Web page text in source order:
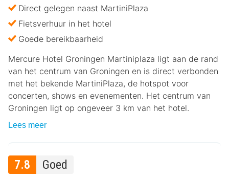
Direct gelegen naast MartiniPlaza
Fietsverhuur in het hotel
Goede bereikbaarheid
Mercure Hotel Groningen Martiniplaza ligt aan de rand
van het centrum van Groningen en is direct verbonden
met het bekende MartiniPlaza, de hotspot voor
concerten, shows en evenementen. Het centrum van
Groningen ligt op ongeveer 3 km van het hotel.
Lees meer
7.8 Goed